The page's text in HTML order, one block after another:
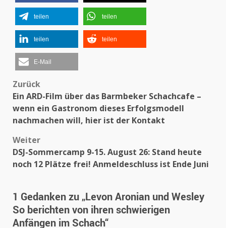
teilen teilen
teilen teilen
E-Mail
Beitragsnavigation
Zurück
Ein ARD-Film über das Barmbeker Schachcafe –
wenn ein Gastronom dieses Erfolgsmodell
nachmachen will, hier ist der Kontakt
Weiter
DSJ-Sommercamp 9-15. August 26: Stand heute
noch 12 Plätze frei! Anmeldeschluss ist Ende Juni
1 Gedanken zu „Levon Aronian und Wesley
So berichten von ihren schwierigen
Anfängen im Schach“